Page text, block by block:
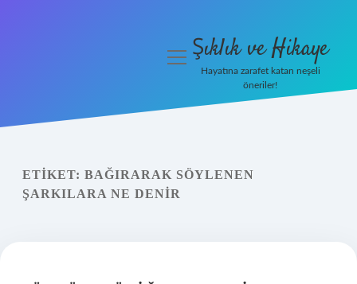
Olur
Gizlilik Politikası
menüyüŞıklık ve Hikaye
Hayatına zarafet katan neşeli
öneriler!
ETIKET: BAĞIRARAK SÖYLENEN
ŞARKILARA NE DENIR